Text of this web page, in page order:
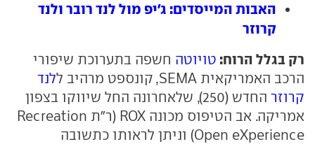
האבות המייסדים: ג'יפ מול לנד רובר ולנד
קרוזר
רק בגלל הרוח: טויוטה חשפה בתערוכת שיפורי
הרכב האמריקאית SEMA, קונספט מרהיב ל
לנד
קרוזר
החדש (250), שלאחרונה החל שיווקו בצפון
אמריקה. אב הטיפוס מכונה ROX (ר"ת Recreation
Open eXperience) וניתן לראותו כתשובה